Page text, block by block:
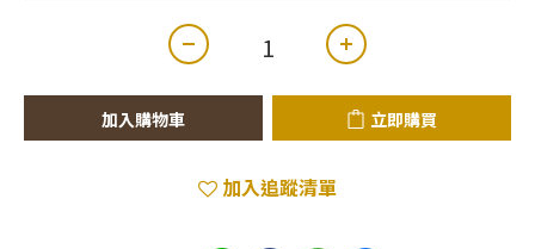
加入購物車 立即購買
加入追蹤清單